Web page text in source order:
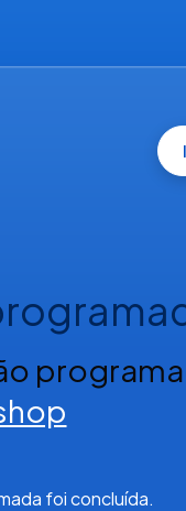
foi concluída.